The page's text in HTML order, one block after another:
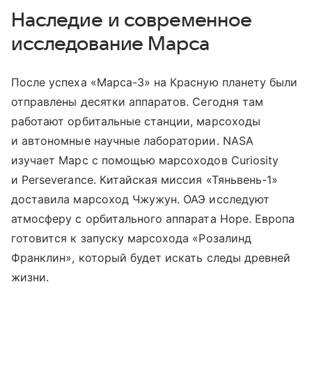
Наследие и современное
исследование Марса
После успеха «Марса-3» на Красную планету были
отправлены десятки аппаратов. Сегодня там
работают орбитальные станции, марсоходы
и автономные научные лаборатории. NASA
изучает Марс с помощью марсоходов Curiosity
и Perseverance. Китайская миссия «Тяньвень-1»
доставила марсоход Чжужун. ОАЭ исследуют
атмосферу с орбитального аппарата Hope. Европа
готовится к запуску марсохода «Розалинд
Франклин», который будет искать следы древней
жизни.